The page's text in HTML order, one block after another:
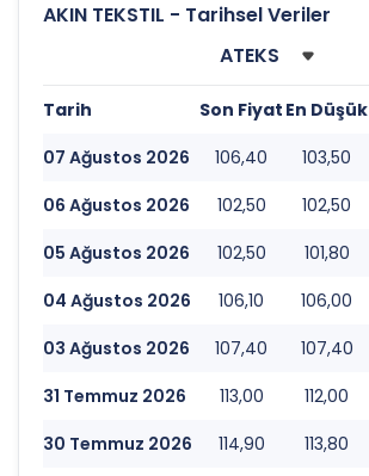
AKIN TEKSTIL - Tarihsel Veriler
Tarih Son Fiyat En Düşük
07 Ağustos 2026
106,40 103,50
06 Ağustos 2026
102,50 102,50
05 Ağustos 2026
102,50 101,80
04 Ağustos 2026
106,10 106,00
03 Ağustos 2026
107,40 107,40
31 Temmuz 2026
113,00 112,00
30 Temmuz 2026
114,90 113,80